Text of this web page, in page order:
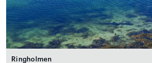
Ringholmen